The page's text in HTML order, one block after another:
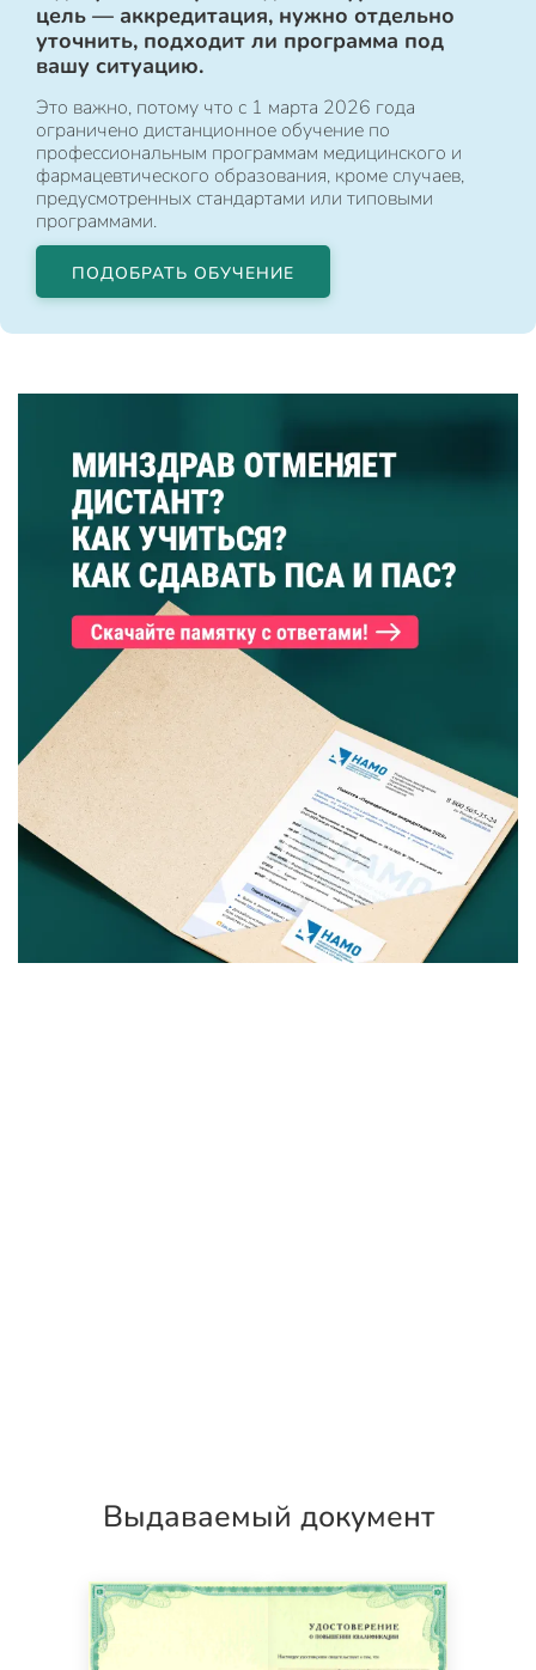
цель — аккредитация, нужно отдельно
уточнить, подходит ли программа под
вашу ситуацию.
Это важно, потому что с 1 марта 2026 года
ограничено дистанционное обучение по
профессиональным программам медицинского и
фармацевтического образования, кроме случаев,
предусмотренных стандартами или типовыми
программами.
ПОДОБРАТЬ ОБУЧЕНИЕ
Выдаваемый документ